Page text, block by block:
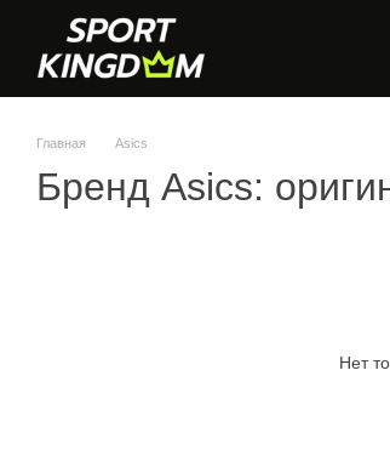
Перейти к основному контенту
Главная Asics
Бренд Asics:
Нет